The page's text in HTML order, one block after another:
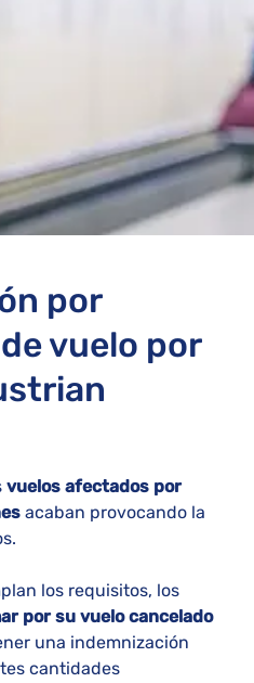
por
vuelo por
vuelos afectados por
acaban provocando la
los requisitos, los
por su vuelo cancelado
una indemnización
cantidades